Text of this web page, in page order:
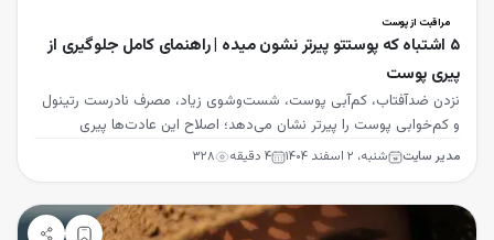
مراقبت از پوست
۵ اشتباه که پوستتو پیرتر نشون میده | راهنمای کامل جلوگیری از
پیری پوست
نزدن ضدآفتاب، کم‌آبی پوست، شست‌وشوی زیاد، مصرف نادرست رتینول
و کم‌خوابی پوست را پیرتر نشان می‌دهد؛ اصلاح این عادت‌ها پیری
زودرس را به تعویق می‌اندازد.
مدیر سایت شنبه، ۲ اسفند ۱۴۰۴ ۴ دقیقه ۳۲۸